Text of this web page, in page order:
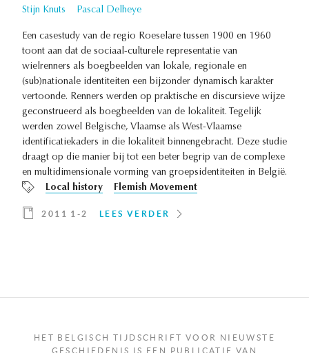
Stijn Knuts Pascal Delheye
Een casestudy van de regio Roeselare tussen 1900 en 1960
toont aan dat de sociaal-culturele representatie van
wielrenners als boegbeelden van lokale, regionale en
(sub)nationale identiteiten een bijzonder dynamisch karakter
vertoonde. Renners werden op praktische en discursieve wijze
geconstrueerd als boegbeelden van de lokaliteit. Tegelijk
werden zowel Belgische, Vlaamse als West-Vlaamse
identificatiekaders in die lokaliteit binnengebracht. Deze studie
draagt op die manier bij tot een beter begrip van de complexe
en multidimensionale vorming van groepsidentiteiten in België.
Local history
Flemish Movement
2011 1-2 LEES VERDER
HET BELGISCH TIJDSCHRIFT VOOR NIEUWSTE
GESCHIEDENIS IS EEN PUBLICATIE VAN